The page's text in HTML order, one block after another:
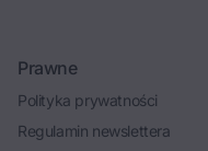
Prawne
Polityka prywatności
Regulamin newslettera